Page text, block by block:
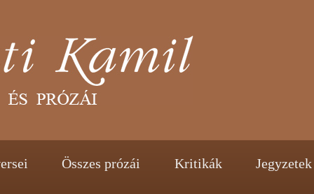
Összes prózái Kritikák Jegyzetek